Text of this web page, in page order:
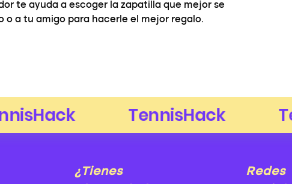
te ayuda a escoger la zapatilla que mejor se
o a tu amigo para hacerle el mejor regalo.
¿Tienes
Redes